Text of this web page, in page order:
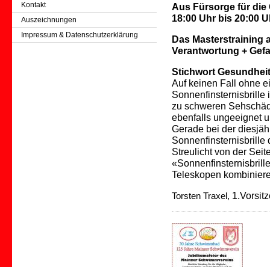
Kontakt
Auszeichnungen
Impressum & Datenschutzerklärung
Aus Fürsorge für die
18:00 Uhr bis 20:00
Das Masterstraining
Verantwortung +
Stichwort
Auf keinen Fall ohne
Sonnenfinsternisbrille
zu schweren
ebenfalls ungeeignet
Gerade bei der
Sonnenfinsternisbrille
Streulicht von der
Teleskopen
Torsten Traxel,